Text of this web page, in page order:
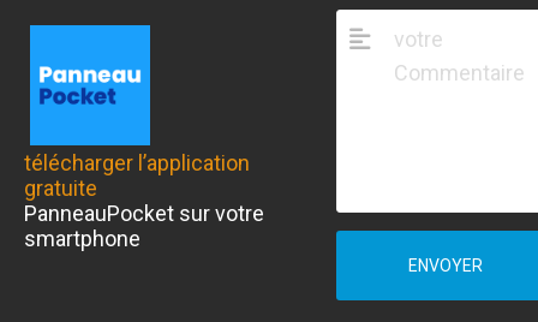
télécharger l’application
gratuite
PanneauPocket sur votre
smartphone
ENVOYER